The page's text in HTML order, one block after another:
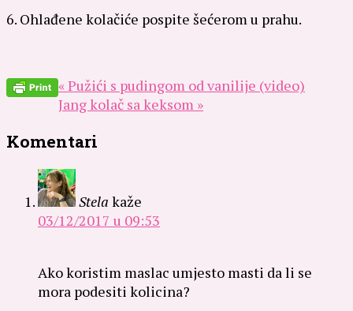
6. Ohlađene kolačiće pospite šećerom u prahu.
« Pužići s pudingom od vanilije (video)
Jang kolač sa keksom »
Komentari
Stela kaže
03/12/2017 u 09:53
Ako koristim maslac umjesto masti da li se
mora podesiti kolicina?